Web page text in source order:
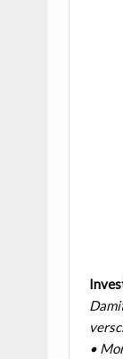
•